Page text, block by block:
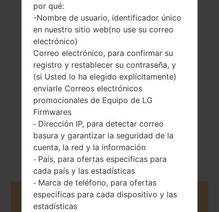
145 gramos (5.11
onzas)
No extraíble Li-Po
2100 mAh
Android 4.1-4.3
Jelly Bean
Septiembre, 2012
Buy accessories on Amazon
por qué:
-Nombre de usuario, identificador único
en nuestro sitio web(no use su correo
electrónico)
Correo electrónico, para confirmar su
registro y restablecer su contraseña, y
(si Usted lo ha elegido explícitamente)
enviarle Correos electrónicos
promocionales de Equipo de LG
Firmwares
- Dirección IP, para detectar correo
basura y garantizar la seguridad de la
cuenta, la red y la información
- País, para ofertas especificas para
cada país y las estadísticas
- Marca de teléfono, para ofertas
especificas para cada dispositivo y las
estadísticas